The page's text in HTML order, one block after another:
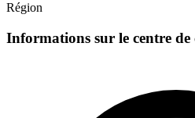
Région
Informations sur le centre